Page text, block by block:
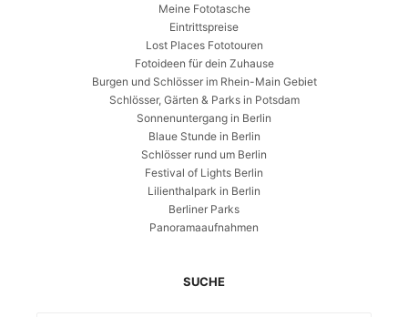
Meine Fototasche
Eintrittspreise
Lost Places Fototouren
Fotoideen für dein Zuhause
Burgen und Schlösser im Rhein-Main Gebiet
Schlösser, Gärten & Parks in Potsdam
Sonnenuntergang in Berlin
Blaue Stunde in Berlin
Schlösser rund um Berlin
Festival of Lights Berlin
Lilienthalpark in Berlin
Berliner Parks
Panoramaaufnahmen
SUCHE